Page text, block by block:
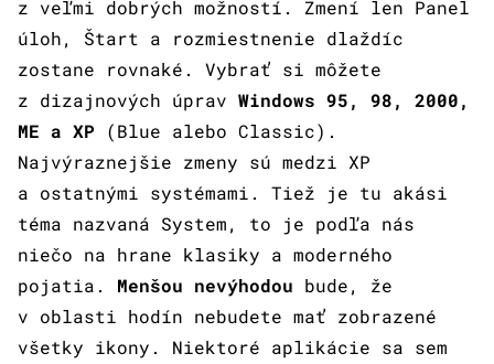
z veľmi dobrých možností. Zmení len Panel
úloh, Štart a rozmiestnenie dlaždíc
zostane rovnaké. Vybrať si môžete
z dizajnových úprav Windows 95, 98, 2000,
ME a XP (Blue alebo Classic).
Najvýraznejšie zmeny sú medzi XP
a ostatnými systémami. Tiež je tu akási
téma nazvaná System, to je podľa nás
niečo na hrane klasiky a moderného
pojatia. Menšou nevýhodou bude, že
v oblasti hodín nebudete mať zobrazené
všetky ikony. Niektoré aplikácie sa sem